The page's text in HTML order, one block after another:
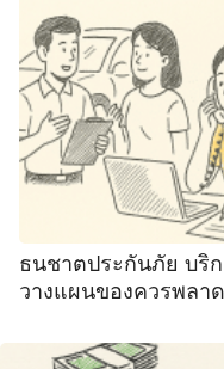
ธนชาตประกันภัย บริ
วางแผนของควรพลา